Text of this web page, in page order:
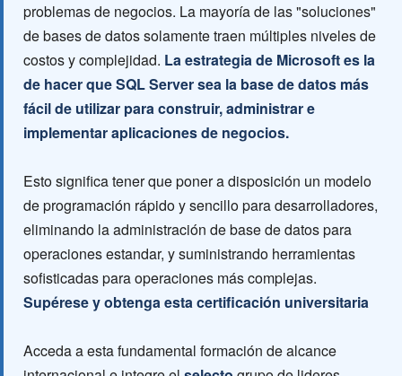
problemas de negocios. La mayoría de las "soluciones"
de bases de datos solamente traen múltiples niveles de
costos y complejidad. La estrategia de Microsoft es la
de hacer que SQL Server sea la base de datos más
fácil de utilizar para construir, administrar e
implementar aplicaciones de negocios.
Esto significa tener que poner a disposición un modelo
de programación rápido y sencillo para desarrolladores,
eliminando la administración de base de datos para
operaciones estandar, y suministrando herramientas
sofisticadas para operaciones más complejas.
Supérese y obtenga esta certificación universitaria
Acceda a esta fundamental formación de alcance